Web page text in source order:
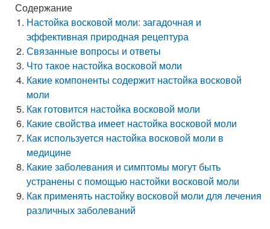
Содержание
Настойка восковой моли: загадочная и
эффективная природная рецептура
Связанные вопросы и ответы
Что такое настойка восковой моли
Какие компоненты содержит настойка восковой
моли
Как готовится настойка восковой моли
Какие свойства имеет настойка восковой моли
Как используется настойка восковой моли в
медицине
Какие заболевания и симптомы могут быть
устранены с помощью настойки восковой моли
Как применять настойку восковой моли для лечения
различных заболеваний